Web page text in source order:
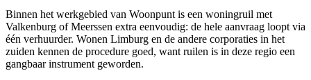
Binnen het werkgebied van Woonpunt is een woningruil met
Valkenburg of Meerssen extra eenvoudig: de hele aanvraag loopt via
één verhuurder. Wonen Limburg en de andere corporaties in het
zuiden kennen de procedure goed, want ruilen is in deze regio een
gangbaar instrument geworden.